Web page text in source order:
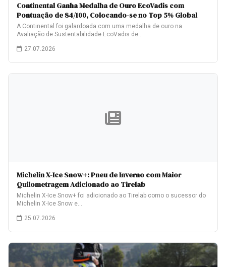
Continental Ganha Medalha de Ouro EcoVadis com
Pontuação de 84/100, Colocando-se no Top 5% Global
A Continental foi galardoada com uma medalha de ouro na
Avaliação de Sustentabilidade EcoVadis de…
27.07.2026
Michelin X-Ice Snow+: Pneu de Inverno com Maior
Quilometragem Adicionado ao Tirelab
Michelin X-Ice Snow+ foi adicionado ao Tirelab como o sucessor do
Michelin X-Ice Snow e…
25.07.2026